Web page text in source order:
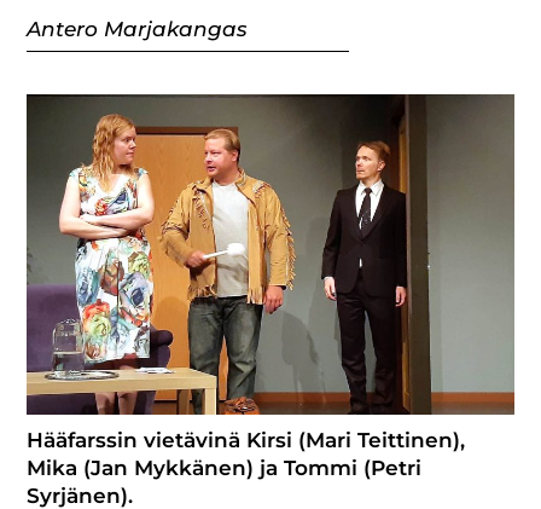
Antero Marjakangas
Hääfarssin vietävinä Kirsi (Mari Teittinen),
Mika (Jan Mykkänen) ja Tommi (Petri
Syrjänen).